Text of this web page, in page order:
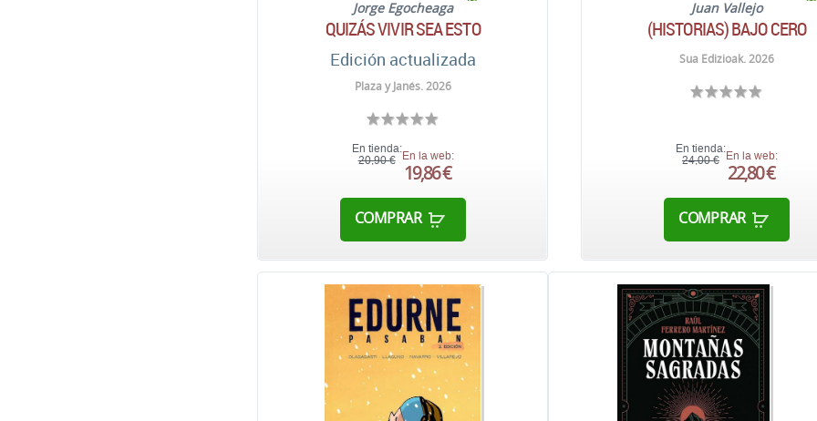
Jorge Egocheaga
QUIZÁS VIVIR SEA ESTO
Edición actualizada
Plaza y Janés. 2026
En tienda:
20,90 € En la web:
19,86 €
COMPRAR
Juan Vallejo
(HISTORIAS) BAJO CERO
Sua Edizioak. 2026
En tienda:
24,00 € En la web:
22,80 €
COMPRAR